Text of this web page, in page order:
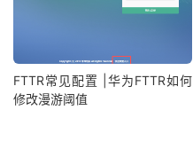
FTTR常见配置 |华为FTTR如何
修改漫游阈值